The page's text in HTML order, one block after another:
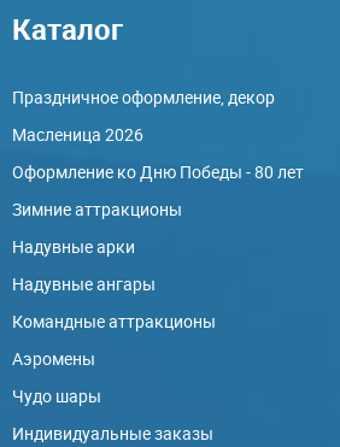
Каталог
Праздничное оформление, декор
Масленица 2026
Оформление ко Дню Победы - 80 лет
Зимние аттракционы
Надувные арки
Надувные ангары
Командные аттракционы
Аэромены
Чудо шары
Индивидуальные заказы